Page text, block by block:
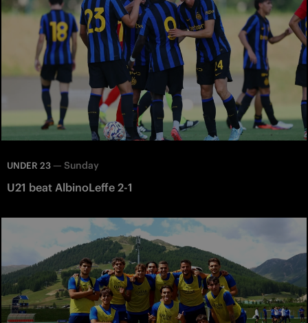
UNDER 23 — Sunday
U21 beat AlbinoLeffe 2-1